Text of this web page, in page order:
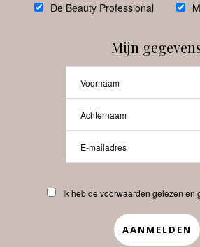
Beauty-
Abonneren Contact
APP
De Beauty Professional
Mijn
Ik heb de voorwaarden gelezen en